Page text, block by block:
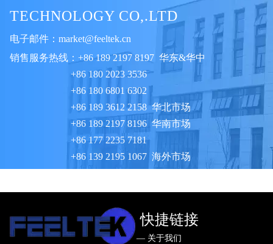
TECHNOLOGY CO,.LTD
电子邮件：market@feeltek.cn
销售服务热线：+86 189 2197 8197 华东&华中
+86 180 2023 3536
+86 180 6801 6302
+86 189 3612 2158 华北市场
+86 189 2197 8196 华南市场
+86 177 2235 7181
+86 139 2195 1067 海外市场
快捷链接
— ㅤ关于我们